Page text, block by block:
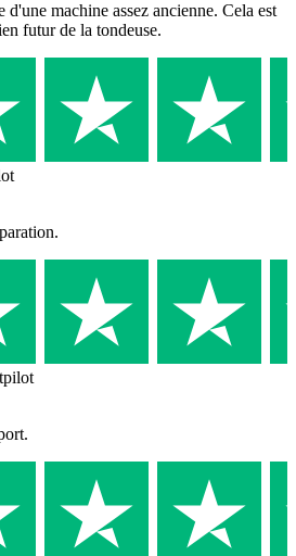
d'une machine assez ancienne. Cela est
futur de la tondeuse.